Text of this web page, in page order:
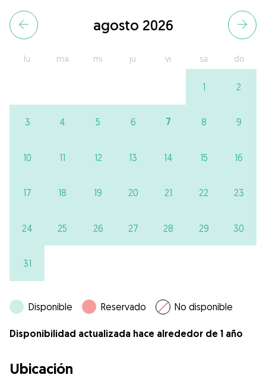
agosto 2026
lu ma mi ju vi sa do
1 2
3 4 5 6 7 8 9
10 11 12 13 14 15 16
17 18 19 20 21 22 23
24 25 26 27 28 29 30
31
Disponible Reservado No disponible
Disponibilidad actualizada hace alrededor de 1 año
Ubicación